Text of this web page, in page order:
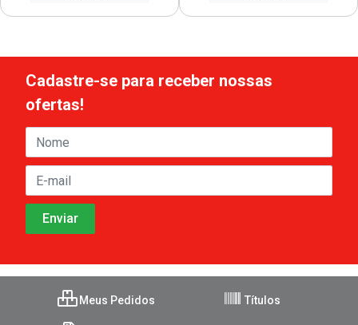
Cadastre-se para receber nossas
ofertas!
Meus Pedidos Títulos